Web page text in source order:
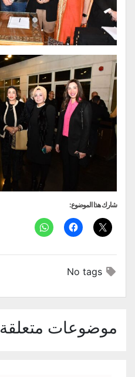
شارك هذا الموضوع:
موضوعات متعلقة